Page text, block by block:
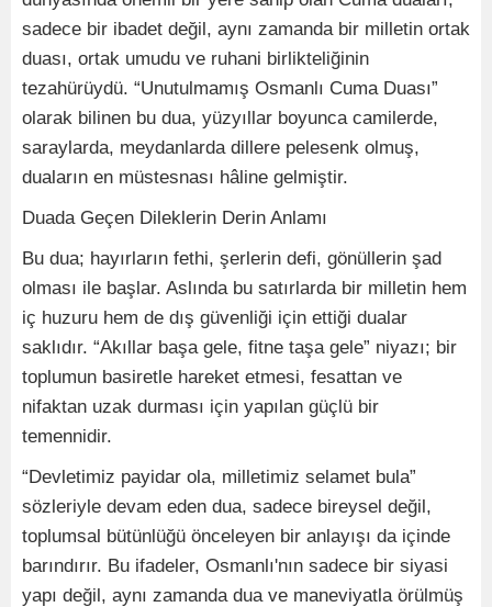
sadece bir ibadet değil, aynı zamanda bir milletin ortak
duası, ortak umudu ve ruhani birlikteliğinin
tezahürüydü. “Unutulmamış Osmanlı Cuma Duası”
olarak bilinen bu dua, yüzyıllar boyunca camilerde,
saraylarda, meydanlarda dillere pelesenk olmuş,
duaların en müstesnası hâline gelmiştir.
Duada Geçen Dileklerin Derin Anlamı
Bu dua; hayırların fethi, şerlerin defi, gönüllerin şad
olması ile başlar. Aslında bu satırlarda bir milletin hem
iç huzuru hem de dış güvenliği için ettiği dualar
saklıdır. “Akıllar başa gele, fitne taşa gele” niyazı; bir
toplumun basiretle hareket etmesi, fesattan ve
nifaktan uzak durması için yapılan güçlü bir
temennidir.
“Devletimiz payidar ola, milletimiz selamet bula”
sözleriyle devam eden dua, sadece bireysel değil,
toplumsal bütünlüğü önceleyen bir anlayışı da içinde
barındırır. Bu ifadeler, Osmanlı'nın sadece bir siyasi
yapı değil, aynı zamanda dua ve maneviyatla örülmüş